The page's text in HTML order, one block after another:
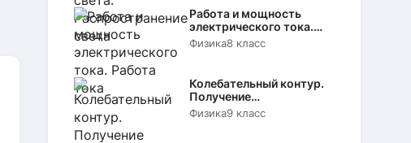
Работа и мощность
электрического тока.
Работа тока
Физика8 класс
Колебательный контур.
Получение
электромагнитных
колебаний
Физика9 класс